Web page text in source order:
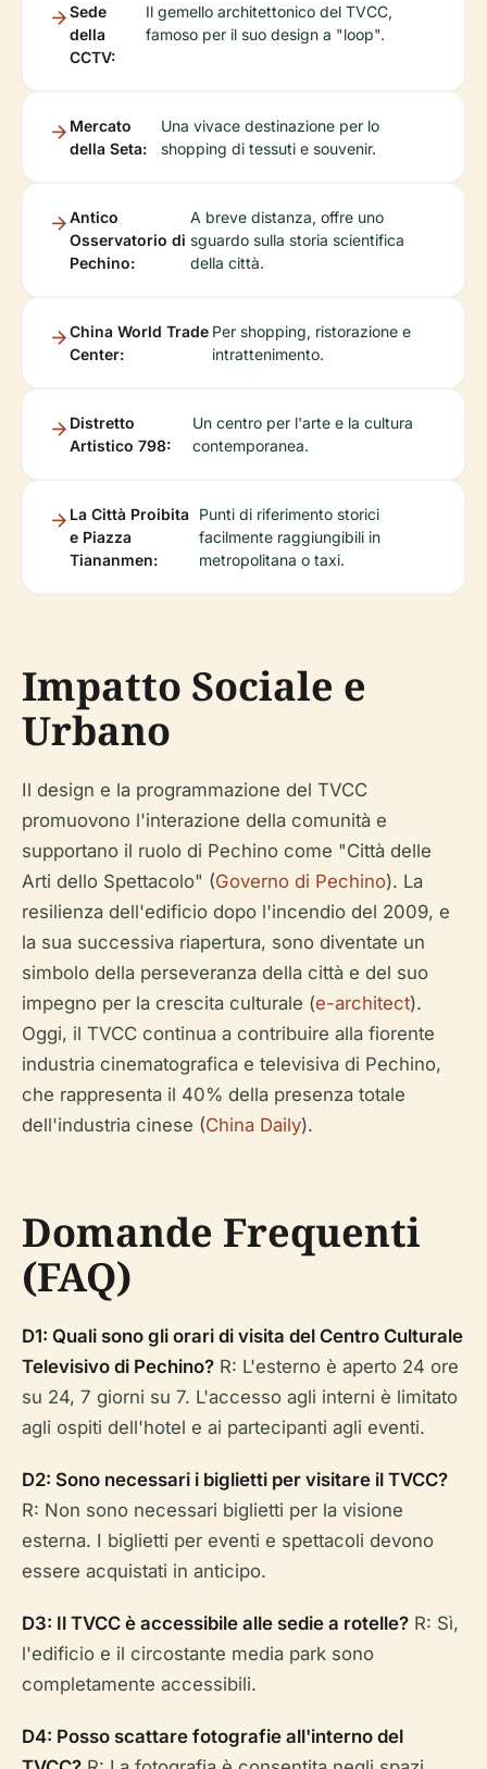
Sede
della
CCTV:
Il gemello architettonico del TVCC,
famoso per il suo design a "loop".
Mercato
della Seta:
Una vivace destinazione per lo
shopping di tessuti e souvenir.
Antico
Osservatorio di
Pechino:
A breve distanza, offre uno
sguardo sulla storia scientifica
della città.
China World Trade
Center:
Per shopping, ristorazione e
intrattenimento.
Distretto
Artistico 798:
Un centro per l'arte e la cultura
contemporanea.
La Città Proibita
e Piazza
Tiananmen:
Punti di riferimento storici
facilmente raggiungibili in
metropolitana o taxi.
Impatto Sociale e
Urbano
Il design e la programmazione del TVCC
promuovono l'interazione della comunità e
supportano il ruolo di Pechino come "Città delle
Arti dello Spettacolo" (Governo di Pechino). La
resilienza dell'edificio dopo l'incendio del 2009, e
la sua successiva riapertura, sono diventate un
simbolo della perseveranza della città e del suo
impegno per la crescita culturale (e-architect).
Oggi, il TVCC continua a contribuire alla fiorente
industria cinematografica e televisiva di Pechino,
che rappresenta il 40% della presenza totale
dell'industria cinese (China Daily).
Domande Frequenti
(FAQ)
D1: Quali sono gli orari di visita del Centro Culturale
Televisivo di Pechino? R: L'esterno è aperto 24 ore
su 24, 7 giorni su 7. L'accesso agli interni è limitato
agli ospiti dell'hotel e ai partecipanti agli eventi.
D2: Sono necessari i biglietti per visitare il TVCC?
R: Non sono necessari biglietti per la visione
esterna. I biglietti per eventi e spettacoli devono
essere acquistati in anticipo.
D3: Il TVCC è accessibile alle sedie a rotelle? R: Sì,
l'edificio e il circostante media park sono
completamente accessibili.
D4: Posso scattare fotografie all'interno del